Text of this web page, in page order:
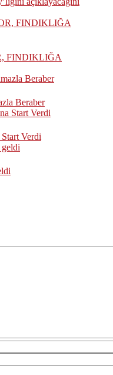
FINDIKLIĞA
Beraber
Start Verdi